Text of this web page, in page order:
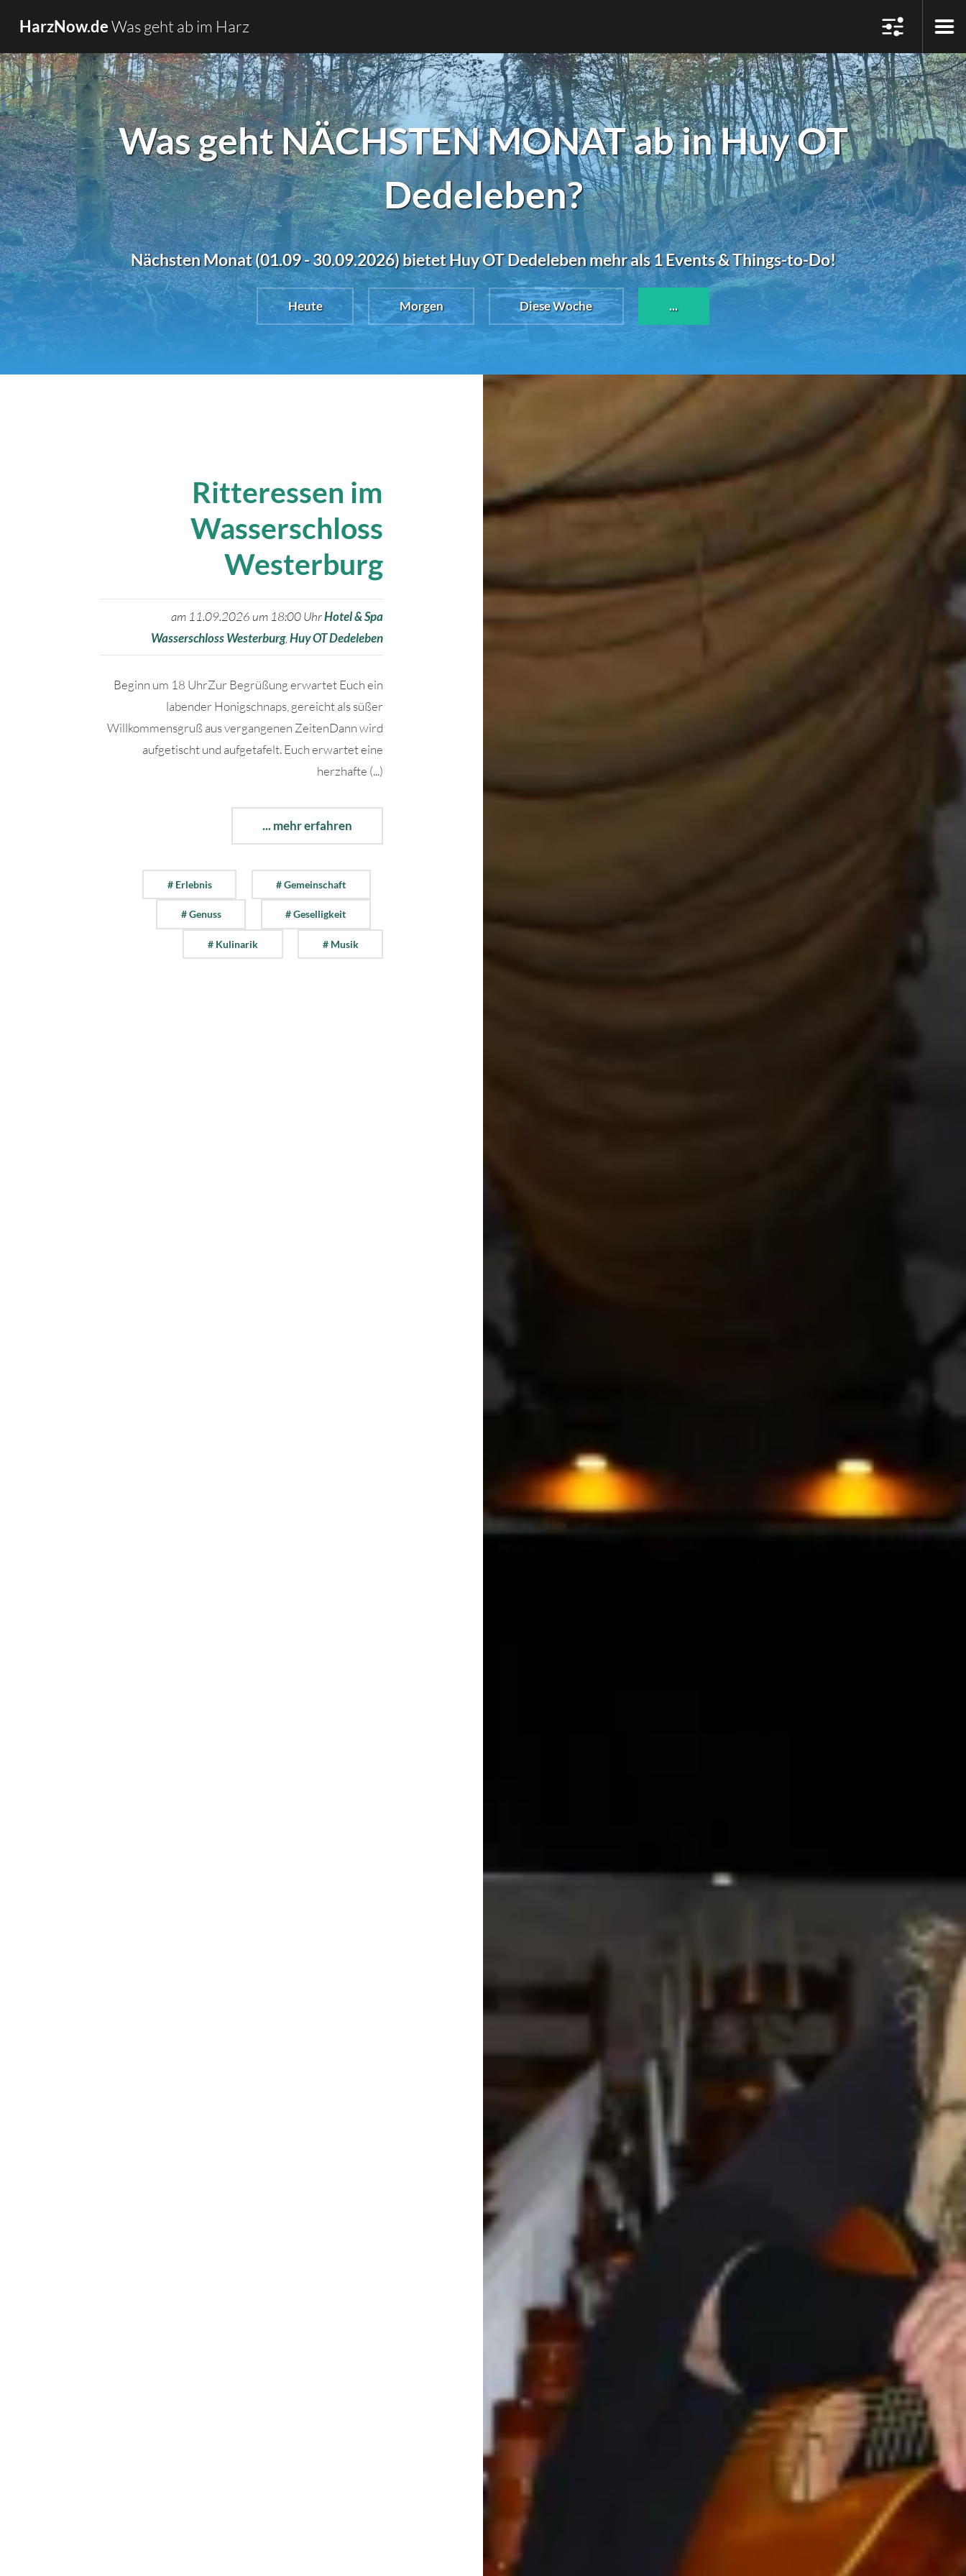
HarzNow.deWas geht ab im Harz
Was geht NÄCHSTEN MONAT ab in Huy OT
Dedeleben?
Nächsten Monat (01.09 - 30.09.2026) bietet Huy OT Dedeleben mehr als 1 Events & Things-to-Do!
Heute Morgen Diese Woche ...
Ritteressen im
Wasserschloss
Westerburg
am 11.09.2026 um 18:00 UhrHotel & Spa
Wasserschloss Westerburg,Huy OT Dedeleben
Beginn um 18 UhrZur Begrüßung erwartet Euch ein
labender Honigschnaps, gereicht als süßer
Willkommensgruß aus vergangenen ZeitenDann wird
aufgetischt und aufgetafelt. Euch erwartet eine
herzhafte (...)
... mehr erfahren
# Erlebnis # Gemeinschaft
# Genuss # Geselligkeit
# Kulinarik # Musik